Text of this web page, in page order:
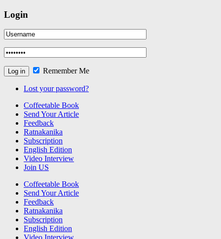
Login
Remember Me
Lost your password?
Coffeetable Book
Send Your Article
Feedback
Ratnakanika
Subscription
English Edition
Video Interview
Join US
Coffeetable Book
Send Your Article
Feedback
Ratnakanika
Subscription
English Edition